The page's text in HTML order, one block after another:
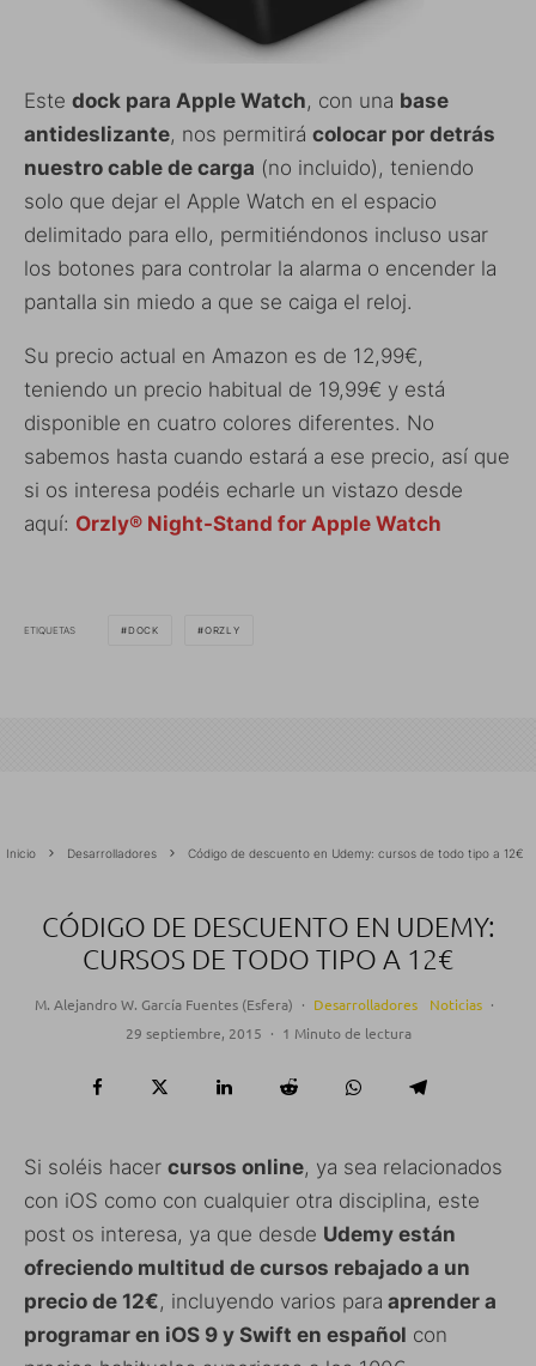
Este dock para Apple Watch, con una base
antideslizante, nos permitirá colocar por detrás
nuestro cable de carga (no incluido), teniendo
solo que dejar el Apple Watch en el espacio
delimitado para ello, permitiéndonos incluso usar
los botones para controlar la alarma o encender la
pantalla sin miedo a que se caiga el reloj.
Su precio actual en Amazon es de 12,99€,
teniendo un precio habitual de 19,99€ y está
disponible en cuatro colores diferentes. No
sabemos hasta cuando estará a ese precio, así que
si os interesa podéis echarle un vistazo desde
aquí: Orzly® Night-Stand for Apple Watch
ETIQUETAS DOCK ORZLY
Inicio Desarrolladores Código de descuento en Udemy: cursos de todo tipo a 12€
CÓDIGO DE DESCUENTO EN UDEMY:
CURSOS DE TODO TIPO A 12€
M. Alejandro W. García Fuentes (Esfera) · Desarrolladores Noticias ·
29 septiembre, 2015 · 1 Minuto de lectura
Si soléis hacer cursos online, ya sea relacionados
con iOS como con cualquier otra disciplina, este
post os interesa, ya que desde Udemy están
ofreciendo multitud de cursos rebajado a un
precio de 12€, incluyendo varios para aprender a
programar en iOS 9 y Swift en español con